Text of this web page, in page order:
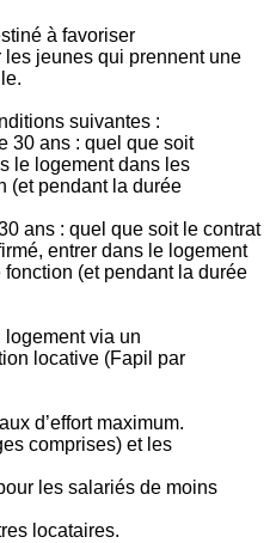
à favoriser
les jeunes qui prennent une
suivantes :
30 ans : quel que soit
le logement dans les
(et pendant la durée
ans : quel que soit le contrat
entrer dans le logement
(et pendant la durée
logement via un
locative (Fapil par
d’effort maximum.
comprises) et les
les salariés de moins
locataires.